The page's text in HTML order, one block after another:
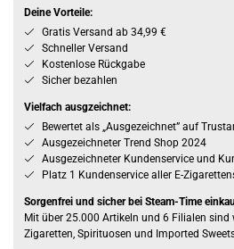
Deine Vorteile:
Gratis Versand ab 34,99 €
Schneller Versand
Kostenlose Rückgabe
Sicher bezahlen
Vielfach ausgzeichnet:
Bewertet als „Ausgezeichnet” auf
Ausgezeichneter Trend Shop 2024
Ausgezeichneter Kundenservice und
Platz 1 Kundenservice aller E-
Sorgenfrei und sicher bei Steam-Time
Mit über 25.000 Artikeln und 6 Filialen sind
Zigaretten, Spirituosen und Imported